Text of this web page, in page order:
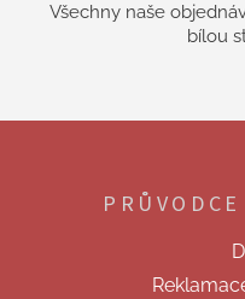
Všechny naše
bílou